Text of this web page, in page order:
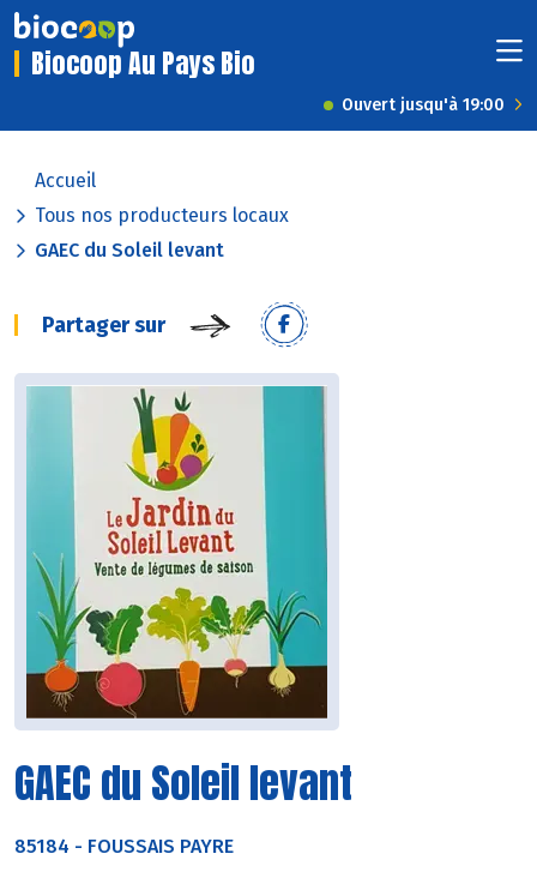
Biocoop Au Pays Bio
Ouvert jusqu'à 19:00
Accueil
Tous nos producteurs locaux
GAEC du Soleil levant
Partager sur
GAEC du Soleil levant
85184 - FOUSSAIS PAYRE